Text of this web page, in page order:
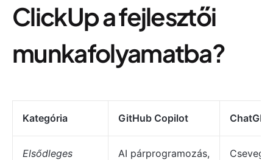
ClickUp a fejlesztői
munkafolyamatba?
Kategória GitHub Copilot ChatGPT
Elsődleges
AI párprogramozás,